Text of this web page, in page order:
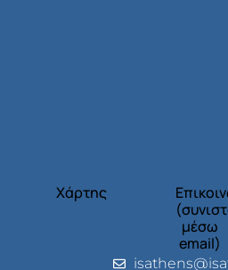
Χάρτης
μέσω
email)